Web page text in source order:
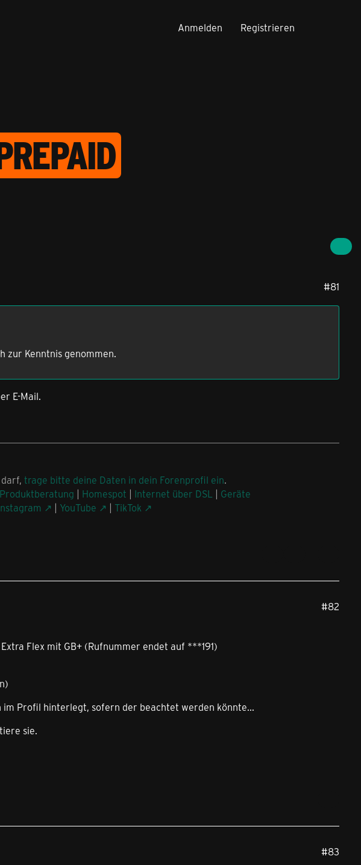
Anmelden Registrieren
#81
zur Kenntnis genommen.
E-Mail.
trage bitte deine Daten in dein Forenprofil ein.
| Homespot | Internet über DSL | Geräte
| YouTube | TikTok
#82
Flex mit GB+ (Rufnummer endet auf ***191)
im Profil hinterlegt, sofern der beachtet werden könnte...
sie.
#83